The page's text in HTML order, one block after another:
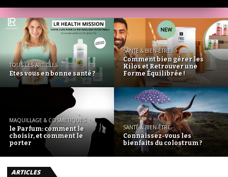
TOUS LES ARTICLES
Etes vous en bonne santé ?
SANTÉ & BIEN-ÊTRE
Comment bien gérer les
Kilos et Retrouver une
Forme Équilibrée !
MAQUILLAGE & COSMÉTIQUES
le Parfum: comment le
choisir, et comment le
porter
SANTÉ & BIEN-ÊTRE
Connaissez-vous les
bienfaits du colostrum ?
ARTICLES